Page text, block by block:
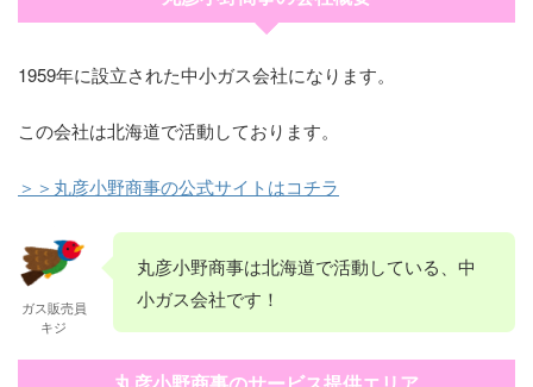
1959年に設立された中小ガス会社になります。
この会社は北海道で活動しております。
＞＞丸彦小野商事の公式サイトはコチラ
ガス販売員
キジ
丸彦小野商事は北海道で活動している、中
小ガス会社です！